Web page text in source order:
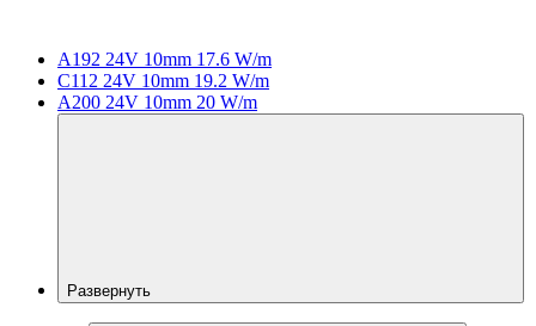
A192 24V 10mm 17.6 W/m
C112 24V 10mm 19.2 W/m
A200 24V 10mm 20 W/m
Развернуть